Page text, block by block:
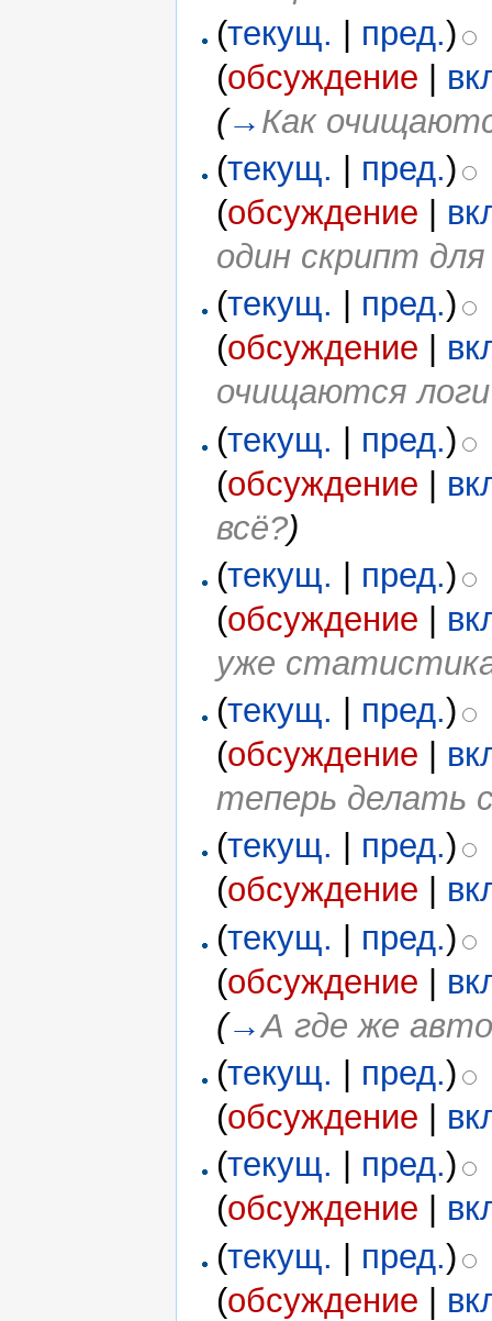
(текущ. пред.)
(обсуждение
(→ Как
(текущ. пред.)
(обсуждение
один скрипт
(текущ. пред.)
(обсуждение
очищаются
(текущ. | пред.)
(обсуждение |
всё?)
(текущ. пред.)
(обсуждение
уже
(текущ. пред.)
(обсуждение
теперь делать
(текущ. пред.)
(обсуждение
(текущ. | пред.)
(обсуждение |
(→А где же
(текущ. пред.)
(обсуждение
(текущ. пред.)
(обсуждение
(текущ. | пред.)
(обсуждение |